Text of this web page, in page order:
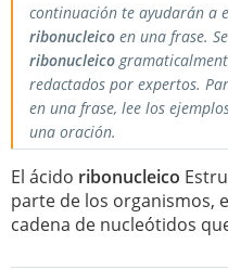
continuación te ayudarán a
ribonucleico en una frase.
ribonucleico
redactados por expertos.
en una frase, lee los
una oración.
El ácido ribonucleico
parte de los organismos,
cadena de nucleótidos